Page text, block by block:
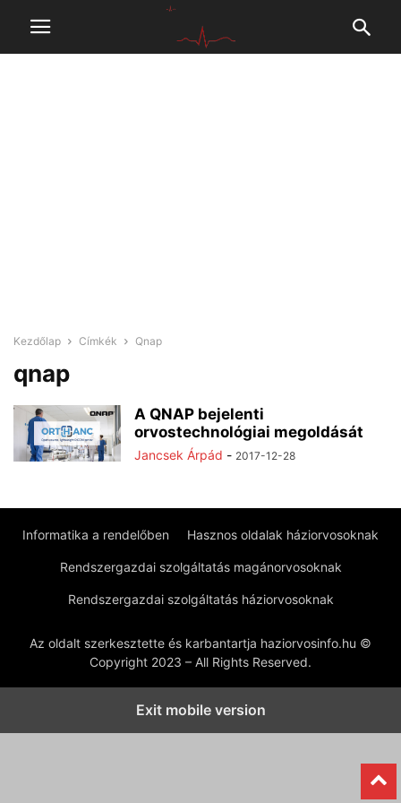
Kezdőlap Címkék Qnap
qnap
A QNAP bejelenti
orvostechnológiai megoldását
Jancsek Árpád - 2017-12-28
Informatika a rendelőben Hasznos oldalak háziorvosoknak
Rendszergazdai szolgáltatás magánorvosoknak
Rendszergazdai szolgáltatás háziorvosoknak
Az oldalt szerkesztette és karbantartja haziorvosinfo.hu ©
Copyright 2023 – All Rights Reserved.
Exit mobile version